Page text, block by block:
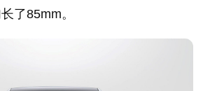
了85mm。